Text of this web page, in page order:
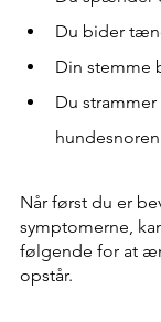
Du bider
Din stemme
Du
hundesnoren
Når først du er
symptomerne,
følgende for at
opstår.